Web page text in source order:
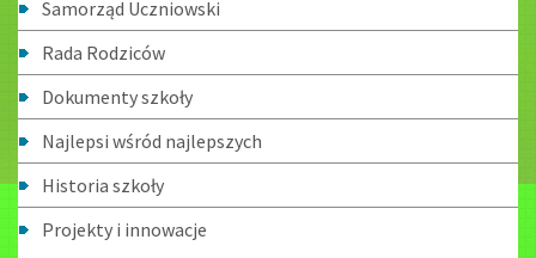
Samorząd Uczniowski
Rada Rodziców
Dokumenty szkoły
Najlepsi wśród najlepszych
Historia szkoły
Projekty i innowacje